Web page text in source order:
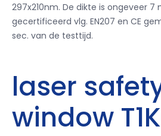
297x210nm. De dikte is ongeveer 7
gecertificeerd vlg. EN207 en CE
sec. van de testtijd.
laser
window